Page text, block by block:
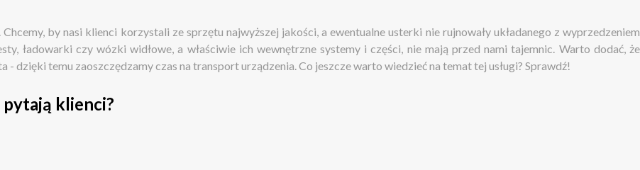
by nasi klienci korzystali ze sprzętu najwyższej jakości, a ewentualne usterki nie rujnowały układanego z wyprzedzeniem
ładowarki czy wózki widłowe, a właściwie ich wewnętrzne systemy i części, nie mają przed nami tajemnic. Warto dodać, że
dzięki temu zaoszczędzamy czas na transport urządzenia. Co jeszcze warto wiedzieć na temat tej usługi? Sprawdź!
pytają klienci?